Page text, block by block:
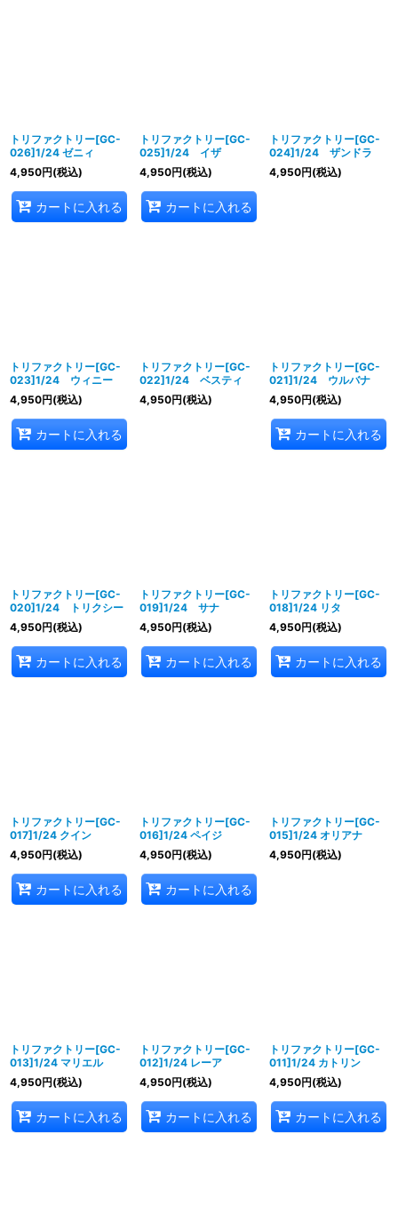
トリファクトリー[GC-
026]1/24 ゼニィ
4,950円(税込)
カートに入れる
トリファクトリー[GC-
025]1/24 イザ
4,950円(税込)
カートに入れる
トリファクトリー[GC-
024]1/24 ザンドラ
4,950円(税込)
トリファクトリー[GC-
023]1/24 ウィニー
4,950円(税込)
カートに入れる
トリファクトリー[GC-
022]1/24 ベスティ
4,950円(税込)
トリファクトリー[GC-
021]1/24 ウルバナ
4,950円(税込)
カートに入れる
トリファクトリー[GC-
020]1/24 トリクシー
4,950円(税込)
カートに入れる
トリファクトリー[GC-
019]1/24 サナ
4,950円(税込)
カートに入れる
トリファクトリー[GC-
018]1/24 リタ
4,950円(税込)
カートに入れる
トリファクトリー[GC-
017]1/24 クイン
4,950円(税込)
カートに入れる
トリファクトリー[GC-
016]1/24 ペイジ
4,950円(税込)
カートに入れる
トリファクトリー[GC-
015]1/24 オリアナ
4,950円(税込)
トリファクトリー[GC-
013]1/24 マリエル
4,950円(税込)
カートに入れる
トリファクトリー[GC-
012]1/24 レーア
4,950円(税込)
カートに入れる
トリファクトリー[GC-
011]1/24 カトリン
4,950円(税込)
カートに入れる